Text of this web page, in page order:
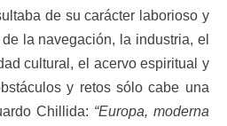
de su carácter laborioso y
la navegación, la industria, el
cultural, el acervo espiritual y
y retos sólo cabe una
Chillida: “Europa, moderna